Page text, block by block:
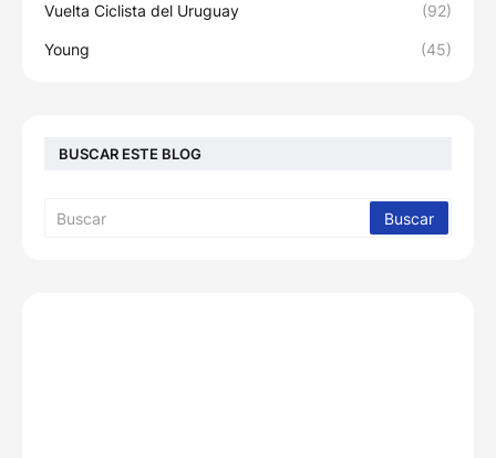
Vuelta Ciclista del Uruguay (92)
Young (45)
BUSCAR ESTE BLOG